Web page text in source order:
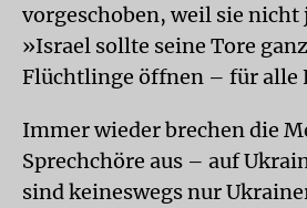
vorgeschoben, weil sie nicht
»Israel sollte seine Tore
Flüchtlinge öffnen – für alle
Immer wieder brechen die
Sprechchöre aus – auf
sind keineswegs nur